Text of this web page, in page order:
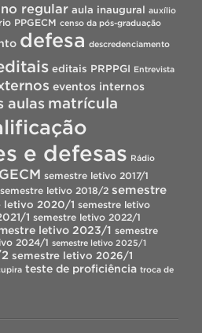
regular aula inaugural auxílio
PPGECM censo da pós-graduação
defesa descredenciamento
editais PRPPGI Entrevista
eventos internos
aulas matrícula
e defesas Rádio
semestre letivo 2017/1
semestre letivo 2018/2 semestre
letivo 2020/1 semestre letivo
1 semestre letivo 2022/1
letivo 2023/1 semestre
2024/1 semestre letivo 2025/1
semestre letivo 2026/1
teste de proficiência troca de